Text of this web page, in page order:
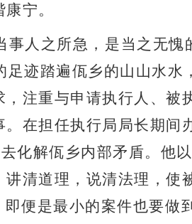
宁。
人之所急，是当之无愧
迹踏遍佤乡的山山水水
注重与申请执行人、被
在担任执行局局长期间
化解佤乡内部矛盾。他
清道理，说清法理，使
便是最小的案件也要做